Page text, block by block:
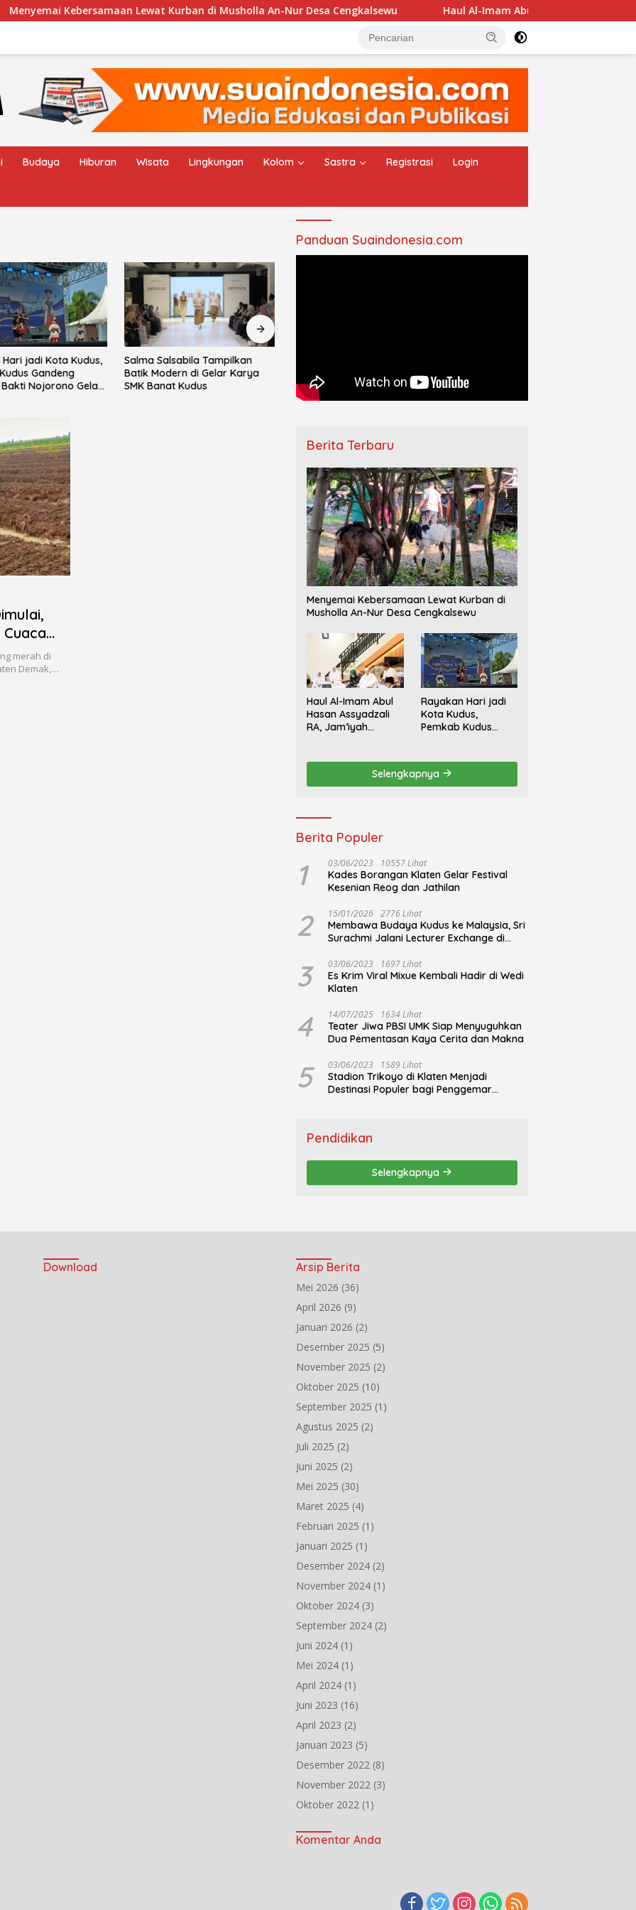
Kebersamaan Lewat Kurban di Musholla An-Nur Desa Cengkalsewu Haul Al-Imam Abul Hasan Assyadzali RA,
Budaya Hiburan Wisata Lingkungan Kolom Sastra Registrasi Login
jadi Kota Kudus,
Gandeng
Nojorono Gelar
Salma Salsabila Tampilkan
Batik Modern di Gelar Karya
SMK Banat Kudus
Matangkan Persiapan Makesta
ke-15 Jelang Reorganisasi
Ranting
Jepara Berlangsung Khidmat,
Diwarnai Tangis Haru Keluarga
merah di
Demak,…
Panduan Suaindonesia.com
Berita Terbaru
Menyemai Kebersamaan Lewat Kurban di
Musholla An-Nur Desa Cengkalsewu
Haul Al-Imam Abul
Hasan Assyadzali
RA, Jam’iyah
Berlangsung
Rayakan Hari jadi
Kota Kudus,
Pemkab Kudus
Gelar Festival Tari
Lajur Caping Kalo
Selengkapnya
Berita Populer
1 03/06/2023 10557 Lihat
Kades Borangan Klaten Gelar Festival
Kesenian Reog dan Jathilan
2 15/01/2026 2776 Lihat
Membawa Budaya Kudus ke Malaysia, Sri
Surachmi Jalani Lecturer Exchange di
3 03/06/2023 1697 Lihat
Es Krim Viral Mixue Kembali Hadir di Wedi
Klaten
4 14/07/2025 1634 Lihat
Teater Jiwa PBSI UMK Siap Menyuguhkan
Dua Pementasan Kaya Cerita dan Makna
5 03/06/2023 1589 Lihat
Stadion Trikoyo di Klaten Menjadi
Destinasi Populer bagi Penggemar
Pendidikan
Selengkapnya
Download Arsip Berita
Mei 2026 (36)
April 2026 (9)
Januari 2026 (2)
Desember 2025 (5)
November 2025 (2)
Oktober 2025 (10)
September 2025 (1)
Agustus 2025 (2)
Juli 2025 (2)
Juni 2025 (2)
Mei 2025 (30)
Maret 2025 (4)
Februari 2025 (1)
Januari 2025 (1)
Desember 2024 (2)
November 2024 (1)
Oktober 2024 (3)
September 2024 (2)
Juni 2024 (1)
Mei 2024 (1)
April 2024 (1)
Juni 2023 (16)
April 2023 (2)
Januari 2023 (5)
Desember 2022 (8)
November 2022 (3)
Oktober 2022 (1)
Komentar Anda